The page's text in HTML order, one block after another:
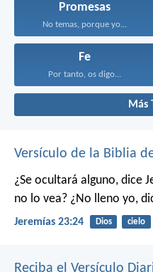
Promesas
No temas, porque yo...
Fe
Por tanto, os digo...
Más
Versículo de la Biblia
¿Se ocultará alguno, dice
no lo vea? ¿No lleno yo,
Jeremías 23:24 Dios cielo
Reciba el Versículo